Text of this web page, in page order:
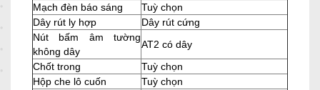
Mạch đèn báo sáng
Tuỳ chọn
Dây rút ly hợp
Dây rút cứng
Nút bấm âm tường
không dây
AT2 có dây
Chốt trong
Tuỳ chọn
Hộp che lô cuốn
Tuỳ chọn